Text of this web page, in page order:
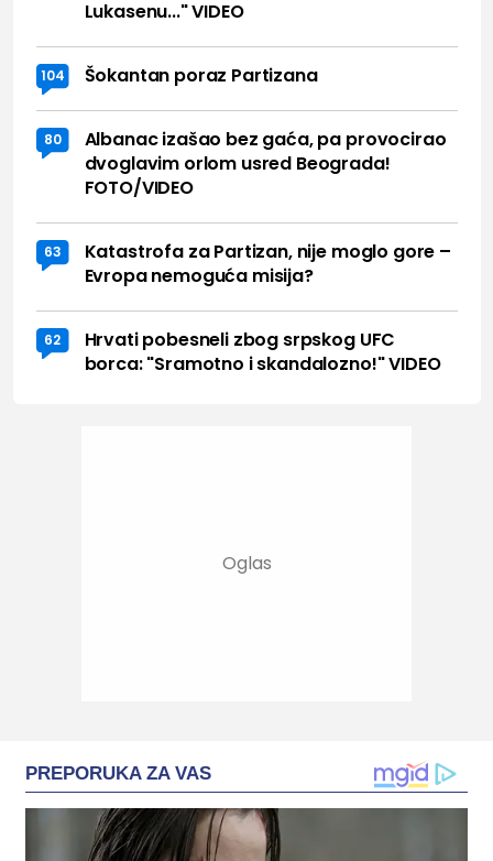
Lukasenu..." VIDEO
104 Šokantan poraz Partizana
80
Albanac izašao bez gaća, pa provocirao
dvoglavim orlom usred Beograda!
FOTO/VIDEO
63
Katastrofa za Partizan, nije moglo gore –
Evropa nemoguća misija?
62
Hrvati pobesneli zbog srpskog UFC
borca: "Sramotno i skandalozno!" VIDEO
PREPORUKA ZA VAS